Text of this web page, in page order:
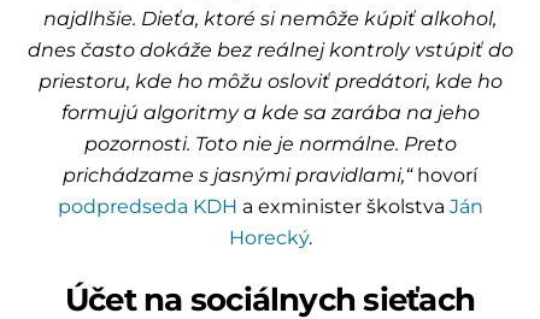
najdlhšie. Dieťa, ktoré si nemôže kúpiť alkohol,
dnes často dokáže bez reálnej kontroly vstúpiť do
priestoru, kde ho môžu osloviť predátori, kde ho
formujú algoritmy a kde sa zarába na jeho
pozornosti. Toto nie je normálne. Preto
prichádzame s jasnými pravidlami,“hovorí
podpredseda KDH a exminister školstva Ján
Horecký.
Účet na sociálnych sieťach